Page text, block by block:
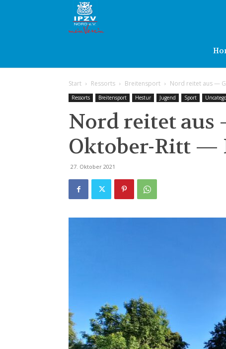
e.V.
Start Ressorts Breitensport Nord reitet aus —
Ressorts Breitensport Hestur Jugend Sport
Nord reitet
Oktober-Ritt —
27. Oktober 2021